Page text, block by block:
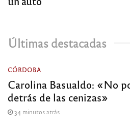
Últimas destacadas
CÓRDOBA
Carolina Basualdo: «No
detrás de las cenizas»
34 minutos atrás